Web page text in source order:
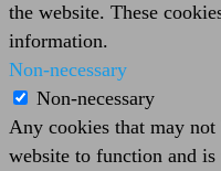
the website. These
information.
Non-necessary
Non-necessary
Any cookies that may
website to function and